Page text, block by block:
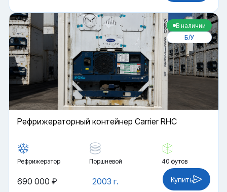
В наличии
Б/У
Рефрижераторный контейнер Carrier RHC
Рефрижератор Поршневой 40 футов
2003 г.
690 000 ₽ Купить